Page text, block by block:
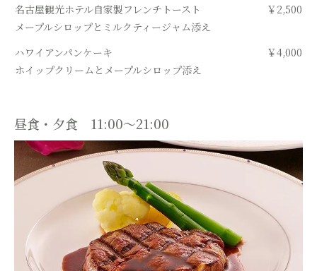
名古屋観光ホテル自家製フレンチトースト
メープルシロップとミルクティージャム添え
￥2,500
ハワイアンパンケーキ
ホイップクリームとメープルシロップ添え
￥4,000
昼食・夕食 11:00～21:00